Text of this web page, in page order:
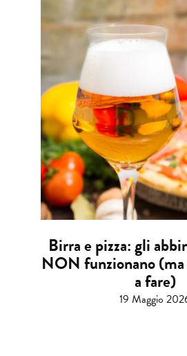
Birra e pizza: gli
NON funzionano
a fare)
19 Maggio